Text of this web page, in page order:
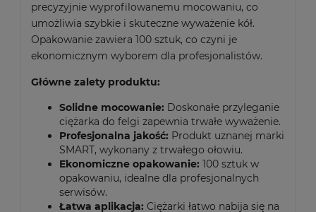
precyzyjnie wyprofilowanemu mocowaniu, co
umożliwia szybkie i skuteczne wyważenie kół.
Opakowanie zawiera 100 sztuk, co czyni je
ekonomicznym wyborem dla profesjonalistów.
Główne zalety produktu:
Solidne mocowanie: Doskonałe przyleganie
ciężarka do felgi zapewnia trwałe wyważenie.
Profesjonalna jakość: Produkt uznanej marki
SMART, wykonany z trwałego ołowiu.
Ekonomiczne opakowanie: 100 sztuk w
opakowaniu, idealne dla profesjonalnych
serwisów.
Łatwa aplikacja: Ciężarki łatwo nabija się na